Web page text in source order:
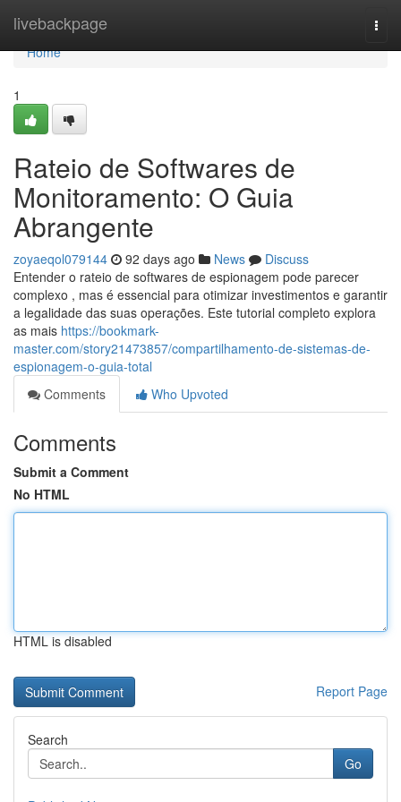
livebackpage
Home
Home
1
Rateio de Softwares de
Monitoramento: O Guia
Abrangente
zoyaeqol079144 92 days ago News
Discuss
Entender o rateio de softwares de espionagem pode parecer
complexo , mas é essencial para otimizar investimentos e garantir
a legalidade das suas operações. Este tutorial completo explora
as mais https://bookmark-
master.com/story21473857/compartilhamento-de-sistemas-de-
espionagem-o-guia-total
Comments
Who Upvoted
Comments
Submit a Comment
No HTML
HTML is disabled
Report Page
Search
Go